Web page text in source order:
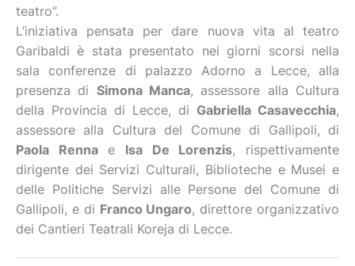
teatro”.
L’iniziativa pensata per dare nuova vita al teatro
Garibaldi è stata presentato nei giorni scorsi nella
sala conferenze di palazzo Adorno a Lecce, alla
presenza di Simona Manca, assessore alla Cultura
della Provincia di Lecce, di Gabriella Casavecchia,
assessore alla Cultura del Comune di Gallipoli, di
Paola Rennae Isa De Lorenzis, rispettivamente
dirigente dei Servizi Culturali, Biblioteche e Musei e
delle Politiche Servizi alle Persone del Comune di
Gallipoli, e di Franco Ungaro, direttore organizzativo
dei Cantieri Teatrali Koreja di Lecce.